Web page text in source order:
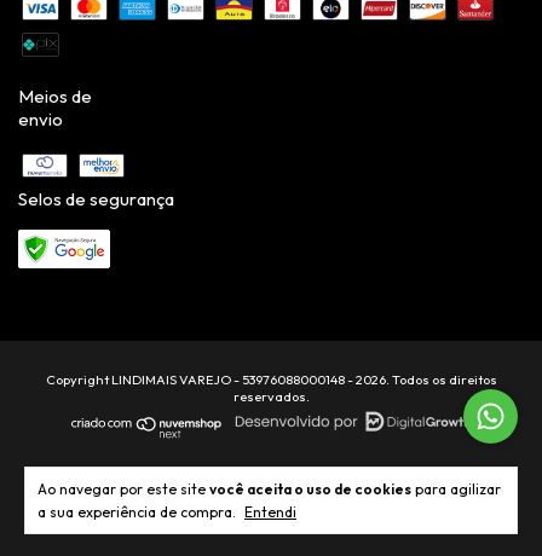
Ao navegar por este site você aceita o uso de cookies para agilizar
a sua experiência de compra. Entendi
Meios de
envio
Selos de segurança
Copyright LINDIMAIS VAREJO - 53976088000148 - 2026. Todos os direitos
reservados.